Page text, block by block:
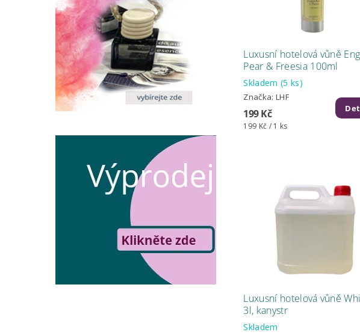
Luxusní hotelová vůně
Pear & Freesia 100ml
Skladem (5 ks)
Značka: LHF
199 Kč
199 Kč / 1 ks
Luxusní hotelová vůně
3l, kanystr
Skladem